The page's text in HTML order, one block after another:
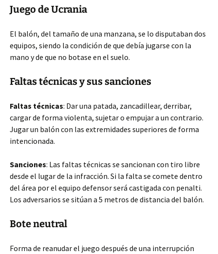
Juego de Ucrania
El balón, del tamaño de una manzana, se lo disputaban dos
equipos, siendo la condición de que debía jugarse con la
mano y de que no botase en el suelo.
Faltas técnicas y sus sanciones
Faltas técnicas: Dar una patada, zancadillear, derribar,
cargar de forma violenta, sujetar o empujar a un contrario.
Jugar un balón con las extremidades superiores de forma
intencionada.
Sanciones: Las faltas técnicas se sancionan con tiro libre
desde el lugar de la infracción. Si la falta se comete dentro
del área por el equipo defensor será castigada con penalti.
Los adversarios se sitúan a 5 metros de distancia del balón.
Bote neutral
Forma de reanudar el juego después de una interrupción